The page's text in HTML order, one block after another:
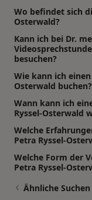
Wo befindet sich
Osterwald?
Kann ich bei Dr.
besuchen?
Wie kann ich
Osterwald buchen?
Wann kann ich
Ryssel-Osterwald
Welche
Petra Ryssel-
Welche Form der
Petra Ryssel-
Ähnliche Suchen